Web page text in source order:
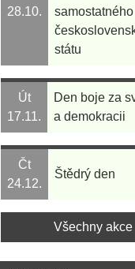
28.10.
samostatného
státu
Út
17.11.
Den boje za
a demokracii
Čt
24.12.
Štědrý den
Všechny akce